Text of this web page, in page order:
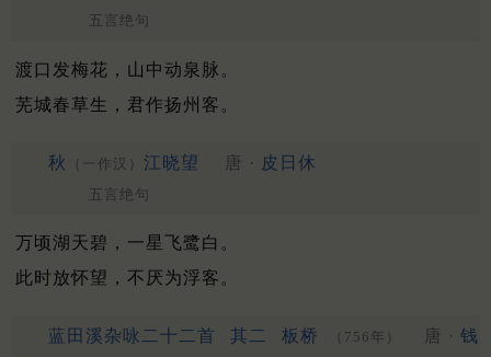
五言绝句
渡口发梅花，山中动泉脉。
芜城春草生，君作扬州客。
秋 （一作汉） 江晓望 唐 · 皮日休
五言绝句
万顷湖天碧，一星飞鹭白。
此时放怀望，不厌为浮客。
蓝田溪杂咏二十二首 其二 板桥 （756年） 唐 · 钱